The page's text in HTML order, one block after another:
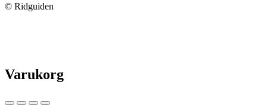
© Ridguiden
Varukorg